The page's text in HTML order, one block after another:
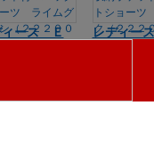
ィース Ｅ
ー収納ポ
ーツ ラ
レディー
き ロー